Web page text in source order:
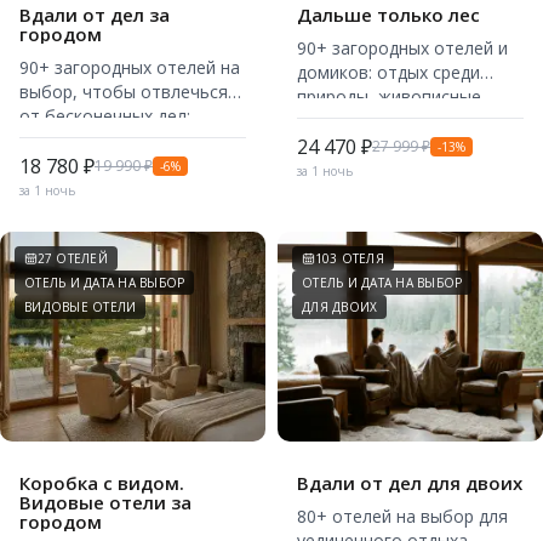
Вдали от дел за
городом
90+ загородных отелей на
выбор, чтобы отвлечься
от бесконечных дел:
уютные номера,
прогулочные зоны, бани и
многое другое.
18 780 ₽19 990 ₽ -6%
за 1 ночь
Дальше только лес
90+ загородных отелей и
домиков: отдых среди
природы, живописные
локации и комфортное
размещение.
24 470 ₽27 999 ₽ -13%
за 1 ночь
27 ОТЕЛЕЙ
ОТЕЛЬ И ДАТА НА ВЫБОР
ВИДОВЫЕ ОТЕЛИ
Коробка с видом.
Видовые отели за
городом
103 ОТЕЛЯ
ОТЕЛЬ И ДАТА НА ВЫБОР
ДЛЯ ДВОИХ
Вдали от дел для двоих
80+ отелей на выбор для